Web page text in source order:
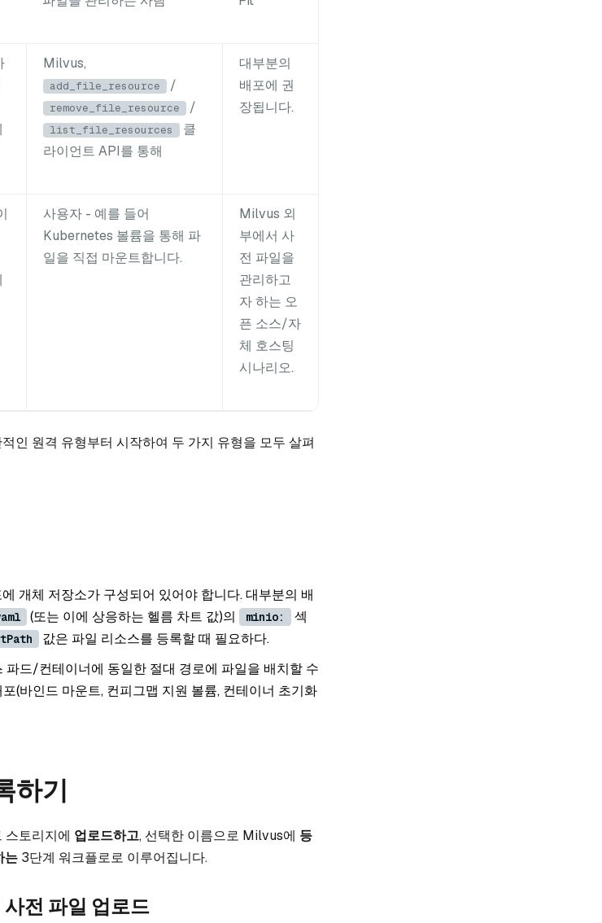
Milvus,
add_file_resource /
remove_file_resource /
list_file_resources
클
라이언트 API를 통해
대부분의
배포에 권
장됩니다.
사용자 - 예를 들어
Kubernetes 볼륨을 통해 파
일을 직접 마운트합니다.
Milvus 외
부에서 사
전 파일을
관리하고
자 하는 오
픈 소스/자
체 호스팅
시나리오.
인 원격 유형부터 시작하여 두 가지 유형을 모두 살펴
개체 저장소가 구성되어 있어야 합니다. 대부분의 배
(또는 이에 상응하는 헬름 차트 값)의 minio:
섹
값은 파일 리소스를 등록할 때 필요하다.
파드/컨테이너에 동일한 절대 경로에 파일을 배치할 수
(바인드 마운트, 컨피그맵 지원 볼륨, 컨테이너 초기화
하기
스토리지에 업로드하고, 선택한 이름으로 Milvus에 등
는 3단계 워크플로로 이루어집니다.
전 파일 업로드